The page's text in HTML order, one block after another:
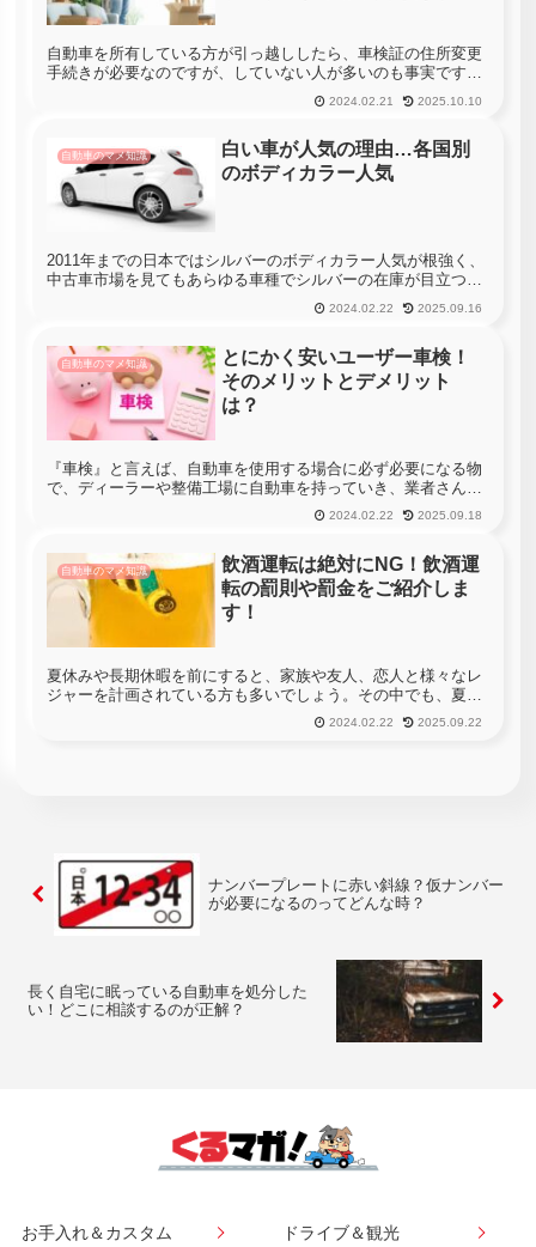
自動車を所有している方が引っ越ししたら、車検証の住所変更
手続きが必要なのですが、していない人が多いのも事実です。
今回は、車検証の住所変更を行っていない場合にはどのような
問題点があるのか見ていきたいと思います
2024.02.21 2025.10.10
自動車のマメ知識
白い車が人気の理由…各国別
のボディカラー人気
2011年までの日本ではシルバーのボディカラー人気が根強く、
中古車市場を見てもあらゆる車種でシルバーの在庫が目立つの
が特徴的です。しかしその後、白い車が全体の3～4割を占める
ようになり、人気のボディカラーの順位が白→黒→シルバーの
2024.02.22 2025.09.16
自動車のマメ知識
とにかく安いユーザー車検！
そのメリットとデメリット
は？
『車検』と言えば、自動車を使用する場合に必ず必要になる物
で、ディーラーや整備工場に自動車を持っていき、業者さんに
やってもらう物と思っている方が多いですよね。しかし、時に
は車検に出してみたところ、びっくりするような費用を請求さ
2024.02.22 2025.09.18
自動車のマメ知識
飲酒運転は絶対にNG！飲酒運
転の罰則や罰金をご紹介しま
す！
夏休みや長期休暇を前にすると、家族や友人、恋人と様々なレ
ジャーを計画されている方も多いでしょう。その中でも、夏休
みのレジャーと言えば、海水浴やキャンプ場でのバーベキュー
等が非常にメジャーで、他の季節と比較してもお酒にまつわる
2024.02.22 2025.09.22
ナンバープレートに赤い斜線？仮ナンバー
が必要になるのってどんな時？
長く自宅に眠っている自動車を処分した
い！どこに相談するのが正解？
お手入れ＆カスタム ドライブ＆観光